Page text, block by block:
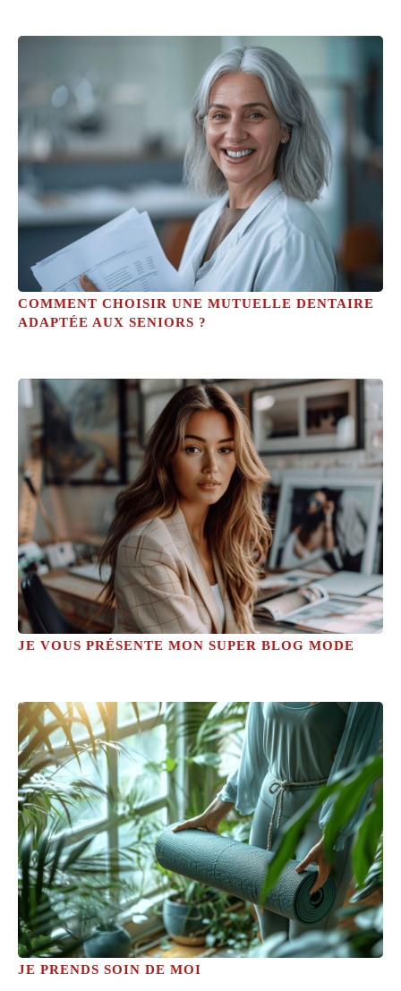
COMMENT CHOISIR UNE MUTUELLE DENTAIRE
ADAPTÉE AUX SENIORS ?
JE VOUS PRÉSENTE MON SUPER BLOG MODE
JE PRENDS SOIN DE MOI